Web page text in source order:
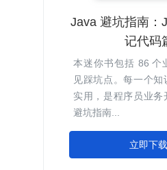
Java 避坑指南：
记代码
本迷你书包括 86 个
见踩坑点。每一个知
实用，是程序员业务
避坑指南...
立即下载